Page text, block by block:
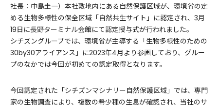
社長：中島圭一）本社敷地内にある自然保護区域が、環境省の定
める生物多様性の保全区域「自然共生サイト」に認定され、3月
19日に長野ターミナル会館にて認定授与式が行われました。
シチズングループでは、環境省が主導する「生物多様性のための
30by30アライアンス」に2023年4月より参画しており、グルー
プのなかでは今回が初めての認定取得となります。
今回認定された「シチズンマシナリー自然保護区域」では、専門
家の生物調査により、複数の希少種の生息が確認され、当社のサ